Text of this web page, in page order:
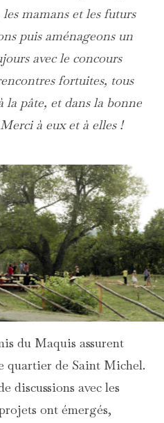
mamans et les futurs
puis aménageons un
avec le concours
fortuites, tous
la pâte, et dans la bonne
à eux et à elles !
du Maquis assurent
quartier de Saint Michel.
discussions avec les
ont émergés,